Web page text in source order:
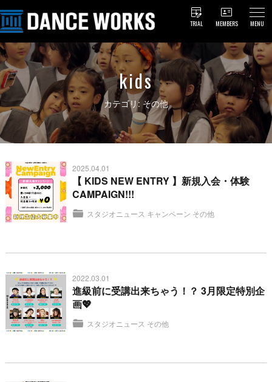
TRIAL MEMBERS MENU
kids
カテゴリ: その他
2025.04.01
【 KIDS NEW ENTRY 】新規入会・体験
CAMPAIGN!!!
スタジオニュース キャンペーン その他
2022.03.01
進級前に受講出来ちゃう！？ 3月限定特別企
画💖
スタジオニュース その他